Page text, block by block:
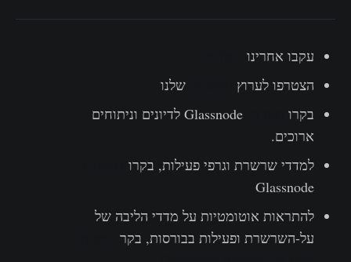
עקבו אחרינו
הצטרפו לערוץ
שלנו
בקרו
Glassnode לדיונים וניתוחים
ארוכים.
למדדי שרשרת וגרפי פעילות, בקרו
Glassnode
להתראות אוטומטיות על מדדי הליבה של
על-השרשרת ופעילות בבורסות, בקר